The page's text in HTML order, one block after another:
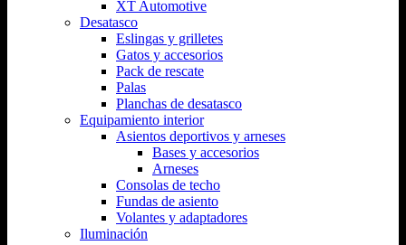
XT Automotive
Desatasco
Eslingas y grilletes
Gatos y accesorios
Pack de rescate
Palas
Planchas de desatasco
Equipamiento interior
Asientos deportivos y arneses
Bases y accesorios
Arneses
Consolas de techo
Fundas de asiento
Volantes y adaptadores
Iluminación